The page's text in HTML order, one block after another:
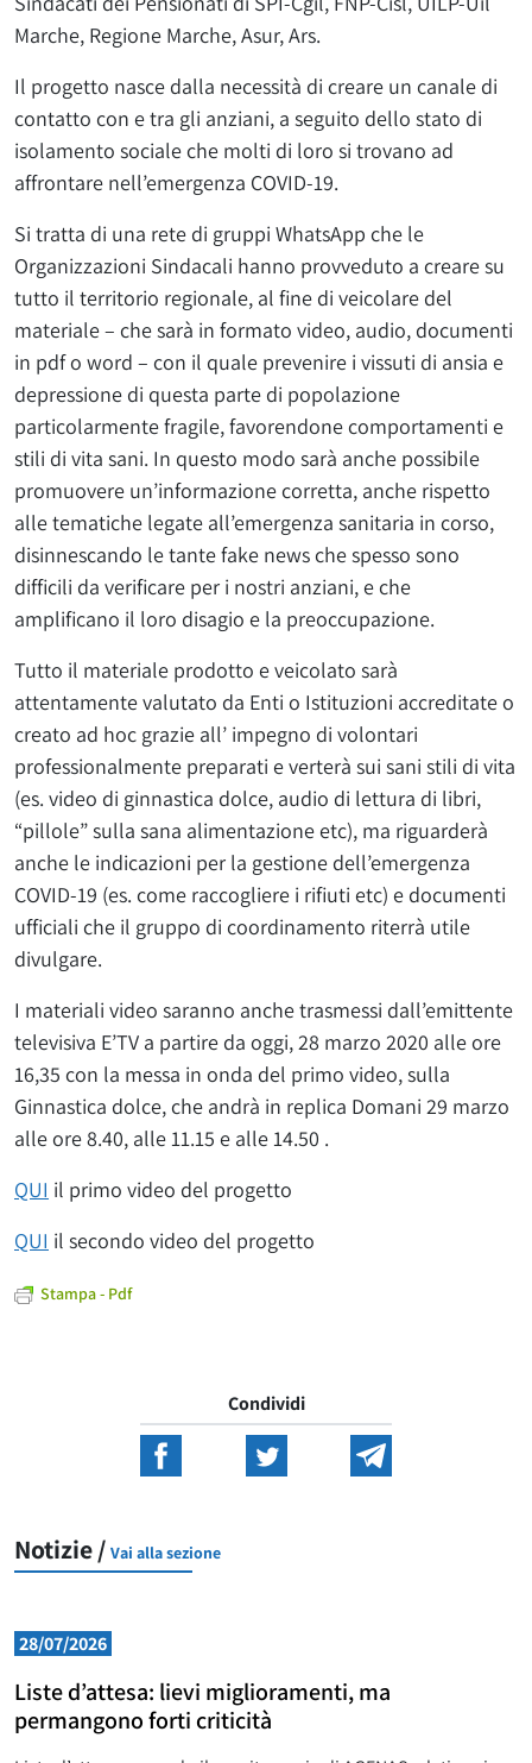
Marche, Regione Marche, Asur, Ars.
Il progetto nasce dalla necessità di creare un canale di
contatto con e tra gli anziani, a seguito dello stato di
isolamento sociale che molti di loro si trovano ad
affrontare nell’emergenza COVID-19.
Si tratta di una rete di gruppi WhatsApp che le
Organizzazioni Sindacali hanno provveduto a creare su
tutto il territorio regionale, al fine di veicolare del
materiale – che sarà in formato video, audio, documenti
in pdf o word – con il quale prevenire i vissuti di ansia e
depressione di questa parte di popolazione
particolarmente fragile, favorendone comportamenti e
stili di vita sani. In questo modo sarà anche possibile
promuovere un’informazione corretta, anche rispetto
alle tematiche legate all’emergenza sanitaria in corso,
disinnescando le tante fake news che spesso sono
difficili da verificare per i nostri anziani, e che
amplificano il loro disagio e la preoccupazione.
Tutto il materiale prodotto e veicolato sarà
attentamente valutato da Enti o Istituzioni accreditate o
creato ad hoc grazie all’ impegno di volontari
professionalmente preparati e verterà sui sani stili di vita
(es. video di ginnastica dolce, audio di lettura di libri,
“pillole” sulla sana alimentazione etc), ma riguarderà
anche le indicazioni per la gestione dell’emergenza
COVID-19 (es. come raccogliere i rifiuti etc) e documenti
ufficiali che il gruppo di coordinamento riterrà utile
divulgare.
I materiali video saranno anche trasmessi dall’emittente
televisiva E’TV a partire da oggi, 28 marzo 2020 alle ore
16,35 con la messa in onda del primo video, sulla
Ginnastica dolce, che andrà in replica Domani 29 marzo
alle ore 8.40, alle 11.15 e alle 14.50 .
QUI il primo video del progetto
QUI il secondo video del progetto
Stampa - Pdf
Condividi
Notizie / Vai alla sezione
28/07/2026
Liste d’attesa: lievi miglioramenti, ma
permangono forti criticità